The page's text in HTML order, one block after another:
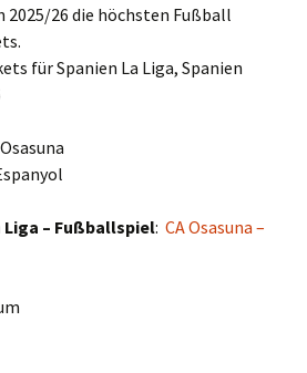
2025/26 die höchsten Fußball
für Spanien La Liga, Spanien
– Fußballspiel:CA Osasuna –